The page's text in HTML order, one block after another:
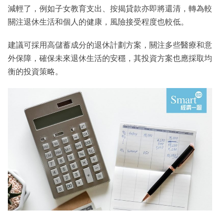
減輕了，例如子女教育支出、按揭貸款亦即將還清，轉為較
關注退休生活和個人的健康，風險接受程度也較低。
建議可採用高儲蓄成分的退休計劃方案，關注多些醫療和意
外保障，確保未來退休生活的安穩，其投資方案也應採取均
衡的投資策略。